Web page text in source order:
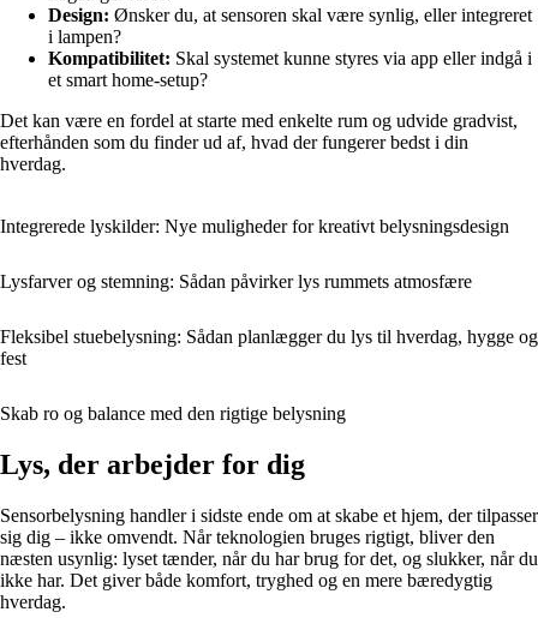
Design: Ønsker du, at sensoren skal være synlig, eller integreret
i lampen?
Kompatibilitet: Skal systemet kunne styres via app eller indgå i
et smart home-setup?
Det kan være en fordel at starte med enkelte rum og udvide gradvist,
efterhånden som du finder ud af, hvad der fungerer bedst i din
hverdag.
Integrerede lyskilder: Nye muligheder for kreativt belysningsdesign
Lysfarver og stemning: Sådan påvirker lys rummets atmosfære
Fleksibel stuebelysning: Sådan planlægger du lys til hverdag, hygge og
fest
Skab ro og balance med den rigtige belysning
Lys, der arbejder for dig
Sensorbelysning handler i sidste ende om at skabe et hjem, der tilpasser
sig dig – ikke omvendt. Når teknologien bruges rigtigt, bliver den
næsten usynlig: lyset tænder, når du har brug for det, og slukker, når du
ikke har. Det giver både komfort, tryghed og en mere bæredygtig
hverdag.